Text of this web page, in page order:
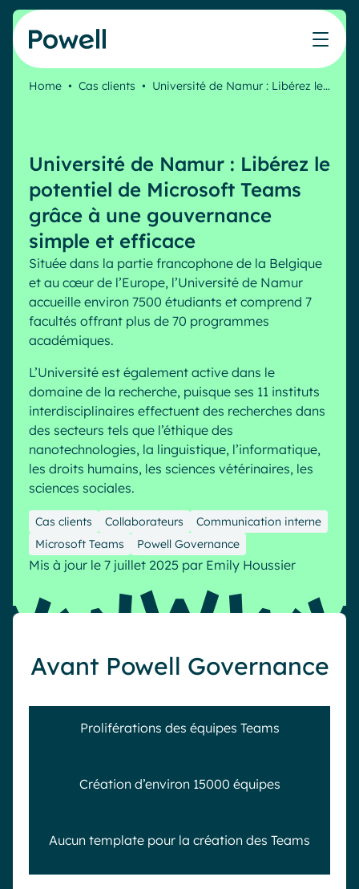
Skip to content
Communication interne
Ressources Humaines
Industries
Service public
Pharma & Santé
Industrie
ProduitsPowell Governance
Les cas d'usage
Communication interne
Knowledge Management
Engagement employés
IA Digital Workplace augmentée
Hub digital
Toutes nos fonctionnalités
Analytique
Personnalisation & design
IA générative
Sécurité & conformité
Partenaires
Devenir partenaire
Microsoft x Powell = ♡
Partenaire Microsoft
Partenaire Bleu
Tarification
Nos clients
Notre accompagnement
Resources
Évaluer mon intranet
Blog
Evénements
Webinaires
Livres blancs
EnglishFrançaisDeutsch
Home • Cas clients • Université de Namur : Libérez le…
Université de Namur : Libérez le
potentiel de Microsoft Teams
grâce à une gouvernance
simple et efficace
Située dans la partie francophone de la Belgique
et au cœur de l’Europe, l’Université de Namur
accueille environ 7500 étudiants et comprend 7
facultés offrant plus de 70 programmes
académiques.
L’Université est également active dans le
domaine de la recherche, puisque ses 11 instituts
interdisciplinaires effectuent des recherches dans
des secteurs tels que l’éthique des
nanotechnologies, la linguistique, l’informatique,
les droits humains, les sciences vétérinaires, les
sciences sociales.
Cas clients Collaborateurs
Communication interne
Microsoft Teams
Powell Governance
Mis à jour le 7 juillet 2025 par Emily Houssier
Avant Powell Governance
Proliférations des équipes Teams
Création d’environ 15000 équipes
Aucun template pour la création des Teams